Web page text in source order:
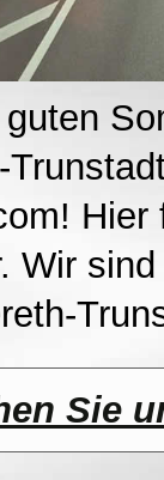
Wir
Sie